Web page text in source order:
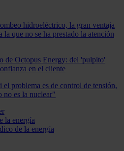
hidroeléctrico, la gran ventaja
la que no se ha prestado la atención
de Octopus Energy: del 'pulpito'
en el cliente
problema es de control de tensión,
no es la nuclear"